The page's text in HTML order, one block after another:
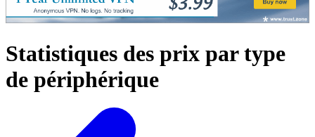
Statistiques des prix par type
de périphérique